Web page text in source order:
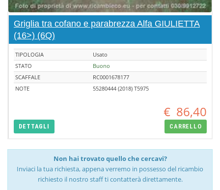
Griglia tra cofano e parabrezza Alfa GIULIETTA
(16>) (6Q)
TIPOLOGIA
Usato
STATO
Buono
SCAFFALE
RC0001678177
NOTE
55280444 (2018) T5975
€ 86,40
DETTAGLI CARRELLO
Non hai trovato quello che cercavi?
Inviaci la tua richiesta, appena verremo in possesso del ricambio
richiesto il nostro staff ti contatterà direttamente.